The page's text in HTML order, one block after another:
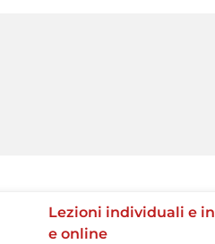
Lezioni individuali e
e online